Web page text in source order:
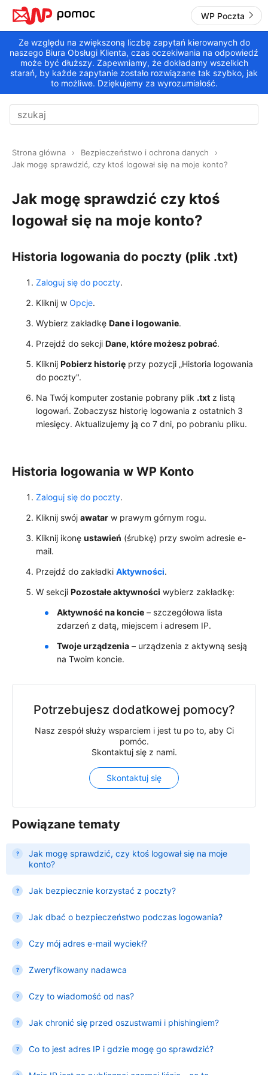
WP Poczta
Ze względu na zwiększoną liczbę zapytań kierowanych do
naszego Biura Obsługi Klienta, czas oczekiwania na odpowiedź
może być dłuższy. Zapewniamy, że dokładamy wszelkich
starań, by każde zapytanie zostało rozwiązane tak szybko, jak
to możliwe. Dziękujemy za wyrozumiałość.
Strona główna
Bezpieczeństwo i ochrona danych
Jak mogę sprawdzić, czy ktoś logował się na moje konto?
Powiązane tematy
Jak mogę sprawdzić, czy ktoś logował się na moje
konto?
Jak bezpiecznie korzystać z poczty?
Jak dbać o bezpieczeństwo podczas logowania?
Czy mój adres e-mail wyciekł?
Zweryfikowany nadawca
Czy to wiadomość od nas?
Jak chronić się przed oszustwami i phishingiem?
Co to jest adres IP i gdzie mogę go sprawdzić?
Jak mogę sprawdzić czy ktoś
logował się na moje konto?
Historia logowania do poczty (plik .txt)
Zaloguj się do poczty.
Kliknij w Opcje.
Wybierz zakładkę Dane i logowanie.
Przejdź do sekcji Dane, które możesz pobrać.
Kliknij Pobierz historię przy pozycji „Historia logowania
do poczty".
Na Twój komputer zostanie pobrany plik .txt z listą
logowań. Zobaczysz historię logowania z ostatnich 3
miesięcy. Aktualizujemy ją co 7 dni, po pobraniu pliku.
Historia logowania w WP Konto
Zaloguj się do poczty.
Kliknij swój awatar w prawym górnym rogu.
Kliknij ikonę ustawień (śrubkę) przy swoim adresie e-
mail.
Przejdź do zakładki Aktywności.
W sekcji Pozostałe aktywności wybierz zakładkę:
Aktywność na koncie – szczegółowa lista
zdarzeń z datą, miejscem i adresem IP.
Twoje urządzenia – urządzenia z aktywną sesją
na Twoim koncie.
Potrzebujesz dodatkowej pomocy?
Nasz zespół służy wsparciem i jest tu po to, aby Ci
pomóc.
Skontaktuj się z nami.
Skontaktuj się